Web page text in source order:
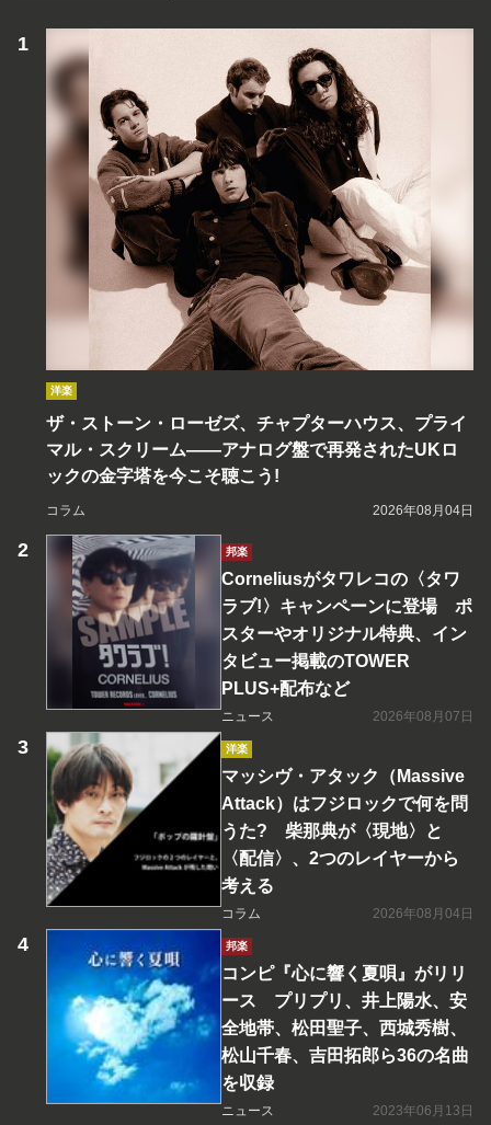
洋楽
ザ・ストーン・ローゼズ、チャプターハウス、プライ
マル・スクリーム――アナログ盤で再発されたUKロ
ックの金字塔を今こそ聴こう!
コラム 2026年08月04日
邦楽
Corneliusがタワレコの〈タワ
ラブ!〉キャンペーンに登場 ポ
スターやオリジナル特典、イン
タビュー掲載のTOWER
PLUS+配布など
ニュース 2026年08月07日
洋楽
マッシヴ・アタック（Massive
Attack）はフジロックで何を問
うた? 柴那典が〈現地〉と
〈配信〉、2つのレイヤーから
考える
コラム 2026年08月04日
邦楽
コンピ『心に響く夏唄』がリリ
ース プリプリ、井上陽水、安
全地帯、松田聖子、西城秀樹、
松山千春、吉田拓郎ら36の名曲
を収録
ニュース 2023年06月13日